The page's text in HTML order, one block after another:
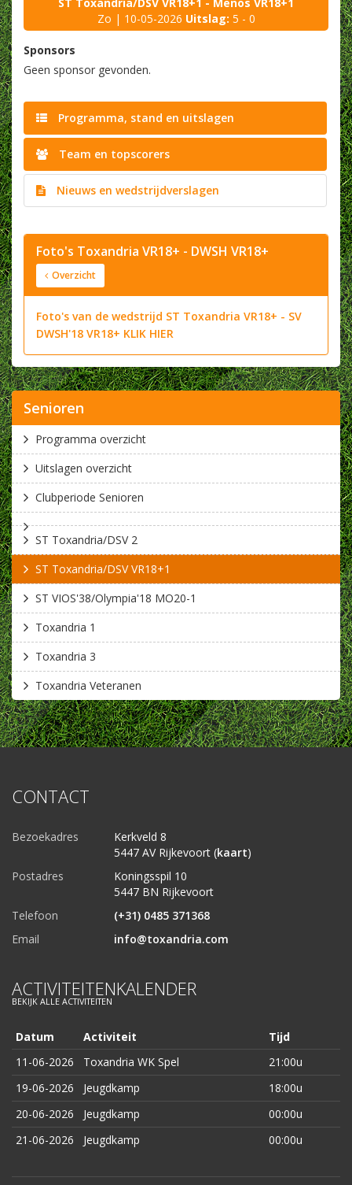
ST Toxandria/DSV VR18+1 - Menos VR18+1
Zo | 10-05-2026 Uitslag: 5 - 0
Sponsors
Geen sponsor gevonden.
Programma, stand en uitslagen
Team en topscorers
Nieuws en wedstrijdverslagen
Foto's Toxandria VR18+ - DWSH VR18+
Overzicht
Foto's van de wedstrijd ST Toxandria VR18+ - SV
DWSH'18 VR18+ KLIK HIER
Senioren
Programma overzicht
Uitslagen overzicht
Clubperiode Senioren
ST Toxandria/DSV 2
ST Toxandria/DSV VR18+1
ST VIOS'38/Olympia'18 MO20-1
Toxandria 1
Toxandria 3
Toxandria Veteranen
CONTACT
Bezoekadres
Kerkveld 8
5447 AV Rijkevoort (kaart)
Postadres
Koningsspil 10
5447 BN Rijkevoort
Telefoon
(+31) 0485 371368
Email
info@toxandria.com
ACTIVITEITENKALENDER
BEKIJK ALLE ACTIVITEITEN
Datum Activiteit
Tijd
11-06-2026
Toxandria WK Spel
21:00u
19-06-2026
Jeugdkamp
18:00u
20-06-2026
Jeugdkamp
00:00u
21-06-2026
Jeugdkamp 00:00u